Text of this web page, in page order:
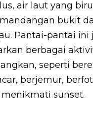
air laut yang
bukit
Pantai-pantai ini
berbagai
seperti
berjemur,
sunset.